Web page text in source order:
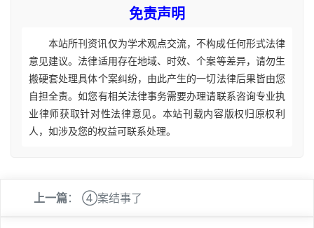
免责声明
本站所刊资讯仅为学术观点交流，不构成任何形式法律
意见建议。法律适用存在地域、时效、个案等差异，请勿生
搬硬套处理具体个案纠纷，由此产生的一切法律后果皆由您
自担全责。如您有相关法律事务需要办理请联系咨询专业执
业律师获取针对性法律意见。本站刊载内容版权归原权利
人，如涉及您的权益可联系处理。
上一篇： ④案结事了